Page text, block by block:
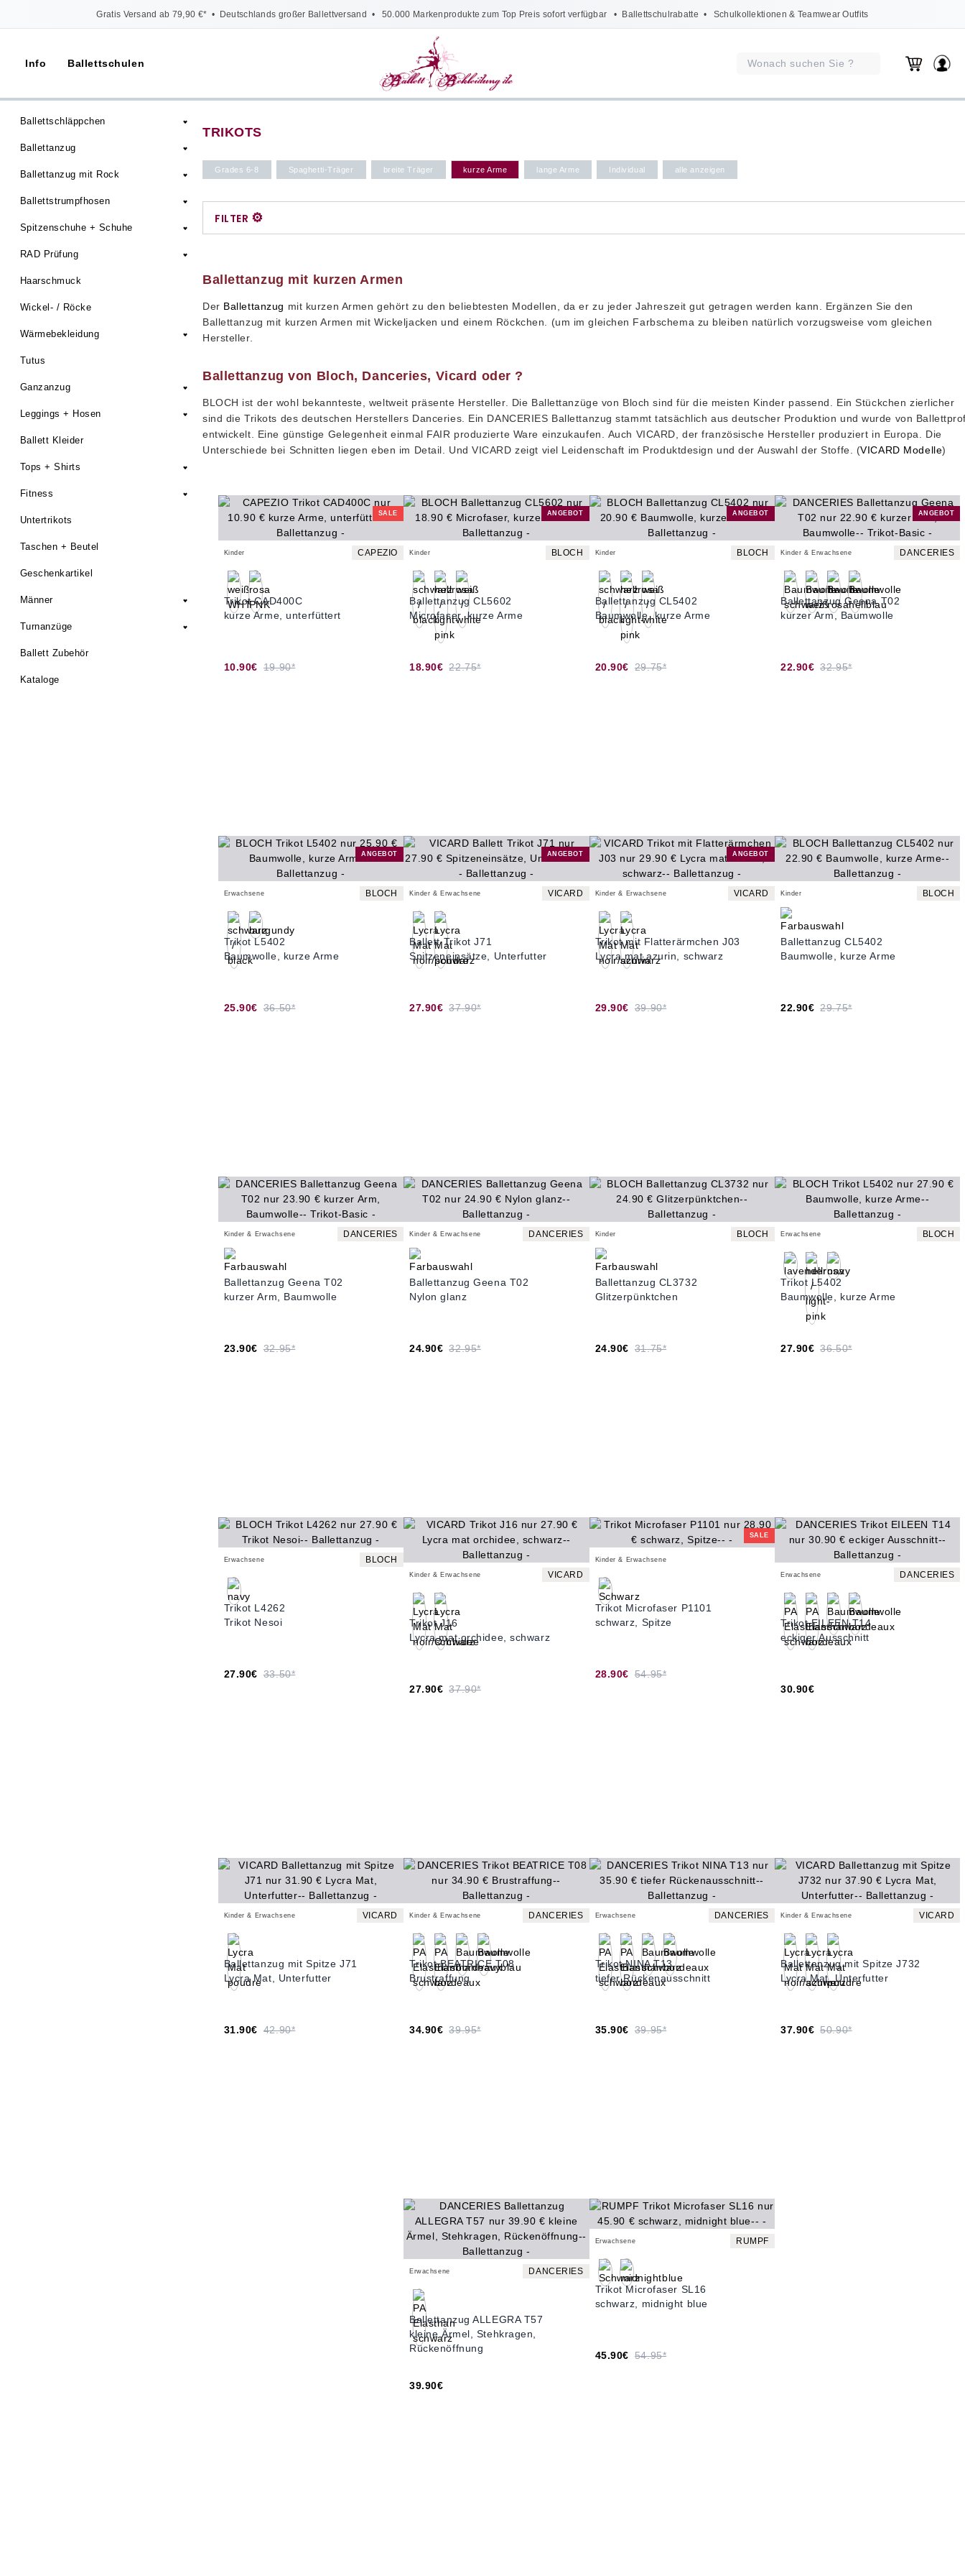
Gratis Versand ab 79,90 €* • Deutschlands großer Ballettversand • 50.000 Markenprodukte zum Top Preis sofort verfügbar • Ballettschulrabatte • Schulkollektionen & Teamwear Outfits
Info Ballettschulen
Ballettschläppchen
Ballettanzug
Ballettanzug mit Rock
Ballettstrumpfhosen
Spitzenschuhe + Schuhe
RAD Prüfung
Haarschmuck
Wickel- / Röcke
Wärmebekleidung
Tutus
Ganzanzug
Leggings + Hosen
Ballett Kleider
Tops + Shirts
Fitness
Untertrikots
Taschen + Beutel
Geschenkartikel
Männer
Turnanzüge
Ballett Zubehör
Kataloge
TRIKOTS
Grades 6-8 Spaghetti-Träger breite Träger kurze Arme lange Arme Individual alle anzeigen
FILTER ⚙
Ballettanzug mit kurzen Armen
Der Ballettanzug mit kurzen Armen gehört zu den beliebtesten Modellen, da er zu jeder Jahreszeit gut getragen werden kann. Ergänzen Sie den
Ballettanzug mit kurzen Armen mit Wickeljacken und einem Röckchen. (um im gleichen Farbschema zu bleiben natürlich vorzugsweise vom gleichen
Hersteller.
Ballettanzug von Bloch, Danceries, Vicard oder ?
BLOCH ist der wohl bekannteste, weltweit präsente Hersteller. Die Ballettanzüge von Bloch sind für die meisten Kinder passend. Ein Stückchen zierlicher
sind die Trikots des deutschen Herstellers Danceries. Ein DANCERIES Ballettanzug stammt tatsächlich aus deutscher Produktion und wurde von
entwickelt. Eine günstige Gelegenheit einmal FAIR produzierte Ware einzukaufen. Auch VICARD , der französische Hersteller produziert in Europa. Die
Unterschiede bei Schnitten liegen eben im Detail. Und VICARD zeigt viel Leidenschaft im Produktdesign und der Auswahl der Stoffe. (VICARD Modelle)
SALE
Kinder CAPEZIO
Trikot CAD400C
kurze Arme, unterfüttert
10.90€ 19.90*
ANGEBOT
Kinder BLOCH
Ballettanzug CL5602
Microfaser, kurze Arme
18.90€ 22.75*
ANGEBOT
Kinder BLOCH
Ballettanzug CL5402
Baumwolle, kurze Arme
20.90€ 29.75*
ANGEBOT
Kinder & Erwachsene DANCERIES
Ballettanzug Geena T02
kurzer Arm, Baumwolle
22.90€ 32.95*
ANGEBOT
Erwachsene BLOCH
Trikot L5402
Baumwolle, kurze Arme
25.90€ 36.50*
ANGEBOT
Kinder & Erwachsene VICARD
Ballett Trikot J71
Spitzeneinsätze, Unterfutter
27.90€ 37.90*
ANGEBOT
Kinder & Erwachsene VICARD
Trikot mit Flatterärmchen J03
Lycra mat azurin, schwarz
29.90€ 39.90*
Kinder BLOCH
Ballettanzug CL5402
Baumwolle, kurze Arme
22.90€ 29.75*
Kinder & Erwachsene DANCERIES
Ballettanzug Geena T02
kurzer Arm, Baumwolle
23.90€ 32.95*
Kinder & Erwachsene DANCERIES
Ballettanzug Geena T02
Nylon glanz
24.90€ 32.95*
Kinder BLOCH
Ballettanzug CL3732
Glitzerpünktchen
24.90€ 31.75*
Erwachsene BLOCH
Trikot L5402
Baumwolle, kurze Arme
27.90€ 36.50*
Erwachsene BLOCH
Trikot L4262
Trikot Nesoi
27.90€ 33.50*
Kinder & Erwachsene VICARD
Trikot J16
Lycra mat orchidee, schwarz
27.90€ 37.90*
SALE
Kinder & Erwachsene
Trikot Microfaser P1101
schwarz, Spitze
28.90€ 54.95*
Erwachsene DANCERIES
Trikot EILEEN T14
eckiger Ausschnitt
30.90€
Kinder & Erwachsene VICARD
Ballettanzug mit Spitze J71
Lycra Mat, Unterfutter
31.90€ 42.90*
Kinder & Erwachsene DANCERIES
Trikot BEATRICE T08
Brustraffung
34.90€ 39.95*
Erwachsene DANCERIES
Trikot NINA T13
tiefer Rückenausschnitt
35.90€ 39.95*
Kinder & Erwachsene VICARD
Ballettanzug mit Spitze J732
Lycra Mat, Unterfutter
37.90€ 50.90*
Erwachsene DANCERIES
Ballettanzug ALLEGRA T57
kleine Ärmel, Stehkragen,
Rückenöffnung
39.90€
Erwachsene RUMPF
Trikot Microfaser SL16
schwarz, midnight blue
45.90€ 54.95*